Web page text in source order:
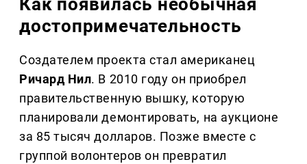
Как появилась необычная
достопримечательность
Создателем проекта стал американец
Ричард Нил. В 2010 году он приобрел
правительственную вышку, которую
планировали демонтировать, на аукционе
за 85 тысяч долларов. Позже вместе с
группой волонтеров он превратил